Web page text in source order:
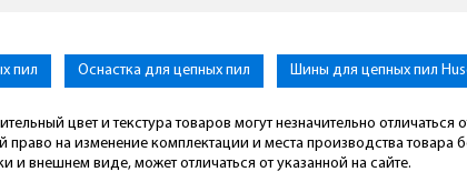
пил Оснастка для цепных пил Шины для цепных пил
цвет и текстура товаров могут незначительно
право на изменение комплектации и места производства
и внешнем виде, может отличаться от указанной на сайте.